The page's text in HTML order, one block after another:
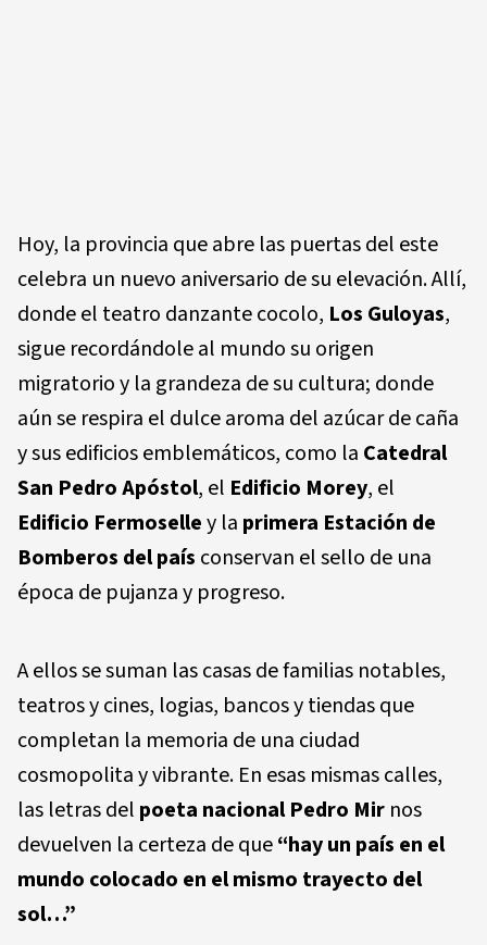
Hoy, la provincia que abre las puertas del este
celebra un nuevo aniversario de su elevación. Allí,
donde el teatro danzante cocolo, Los Guloyas,
sigue recordándole al mundo su origen
migratorio y la grandeza de su cultura; donde
aún se respira el dulce aroma del azúcar de caña
y sus edificios emblemáticos, como la Catedral
San Pedro Apóstol, el Edificio Morey, el
Edificio Fermoselley la primera Estación de
Bomberos del país conservan el sello de una
época de pujanza y progreso.
A ellos se suman las casas de familias notables,
teatros y cines, logias, bancos y tiendas que
completan la memoria de una ciudad
cosmopolita y vibrante. En esas mismas calles,
las letras del poeta nacional Pedro Mir nos
devuelven la certeza de que“hay un país en el
mundo colocado en el mismo trayecto del
sol…”